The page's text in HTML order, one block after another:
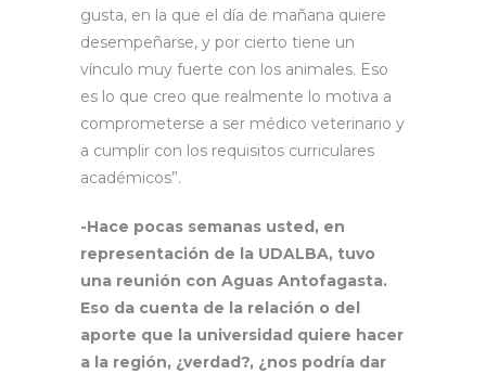
gusta, en la que el día de mañana quiere
desempeñarse, y por cierto tiene un
vínculo muy fuerte con los animales. Eso
es lo que creo que realmente lo motiva a
comprometerse a ser médico veterinario y
a cumplir con los requisitos curriculares
académicos”.
-Hace pocas semanas usted, en
representación de la UDALBA, tuvo
una reunión con Aguas Antofagasta.
Eso da cuenta de la relación o del
aporte que la universidad quiere hacer
a la región, ¿verdad?, ¿nos podría dar